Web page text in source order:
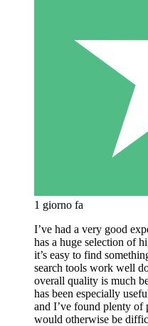
1 giorno fa
I’ve had a very good
has a huge selection of
it’s easy to find
search tools work well
overall quality is much
has been especially
and I’ve found plenty of
would otherwise be